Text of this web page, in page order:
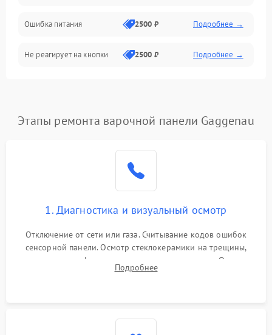
Ошибка питания 2500 ₽ Подробнее →
Не реагирует на кнопки 2500 ₽ Подробнее →
Этапы ремонта варочной панели Gaggenau
1. Диагностика и визуальный осмотр
Отключение от сети или газа. Считывание кодов ошибок
сенсорной панели. Осмотр стеклокерамики на трещины,
проверка конфорок на равномерность нагрева. Опрос
клиента о симптомах (не включается, не видит посуду,
Подробнее